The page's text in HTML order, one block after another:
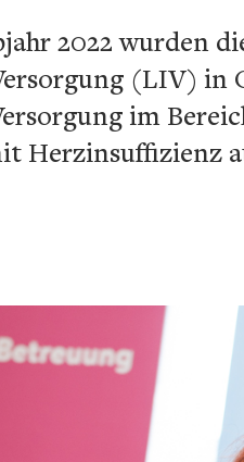
2022 wurden
(LIV) in
im
Herzinsuffizienz